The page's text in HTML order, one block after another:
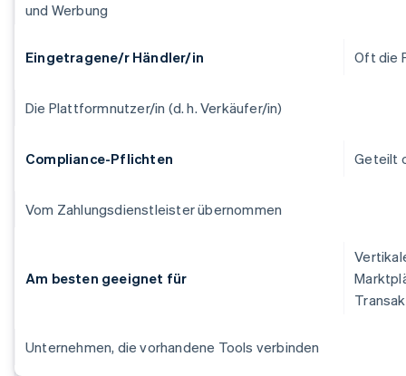
und Werbung
Eingetragene/r Händler/in Oft die
Die Plattformnutzer/in (d. h. Verkäufer/in)
Compliance-Pflichten Geteilt
Vom Zahlungsdienstleister übernommen
Am besten geeignet für
Unternehmen, die vorhandene Tools verbinden